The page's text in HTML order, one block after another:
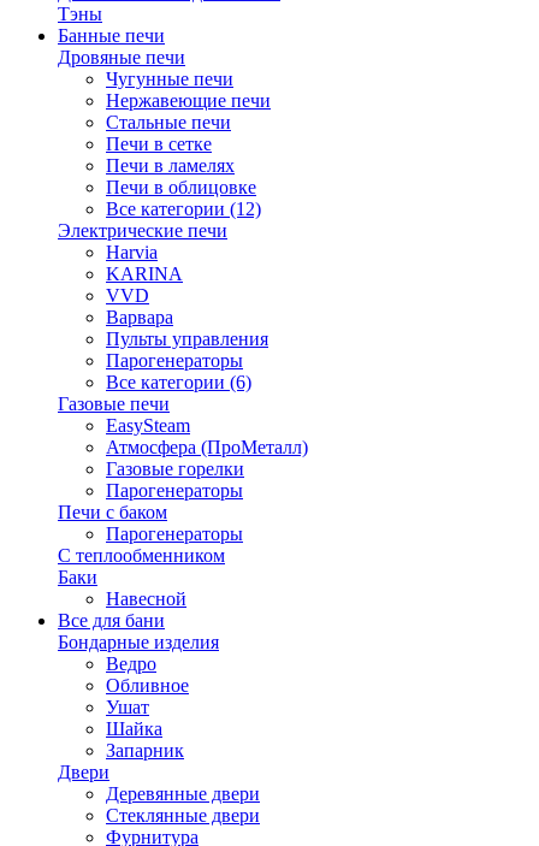
Тэны
Банные печи
Дровяные печи
Чугунные печи
Нержавеющие печи
Стальные печи
Печи в сетке
Печи в ламелях
Печи в облицовке
Все категории (12)
Электрические печи
Harvia
KARINA
VVD
Варвара
Пульты управления
Парогенераторы
Все категории (6)
Газовые печи
EasySteam
Атмосфера (ПроМеталл)
Газовые горелки
Парогенераторы
Печи с баком
Парогенераторы
С теплообменником
Баки
Навесной
Все для бани
Бондарные изделия
Ведро
Обливное
Ушат
Шайка
Запарник
Двери
Деревянные двери
Стеклянные двери
Фурнитура